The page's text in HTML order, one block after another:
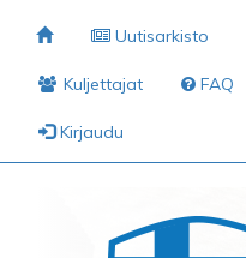
Uutisarkisto
Kuljettajat FAQ
Kirjaudu